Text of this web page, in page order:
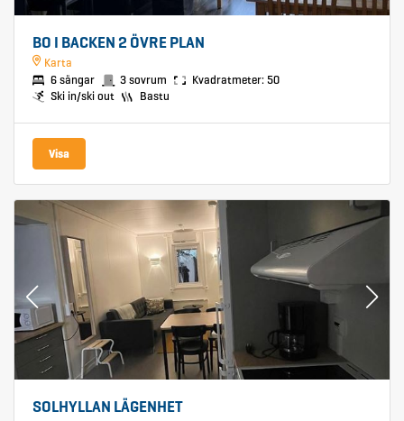
BO I BACKEN 2 ÖVRE PLAN
Karta
6 sängar 3 sovrum
Kvadratmeter: 50
Ski in/ski out
Bastu
Visa
SOLHYLLAN LÄGENHET